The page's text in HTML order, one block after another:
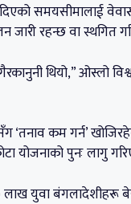
समयसीमालाई
जारी रहन्छ वा
थियो,” ओस्लो
कम गर्न’
योजनाको पुनः लागु
युवा बंगलादेशीहरू